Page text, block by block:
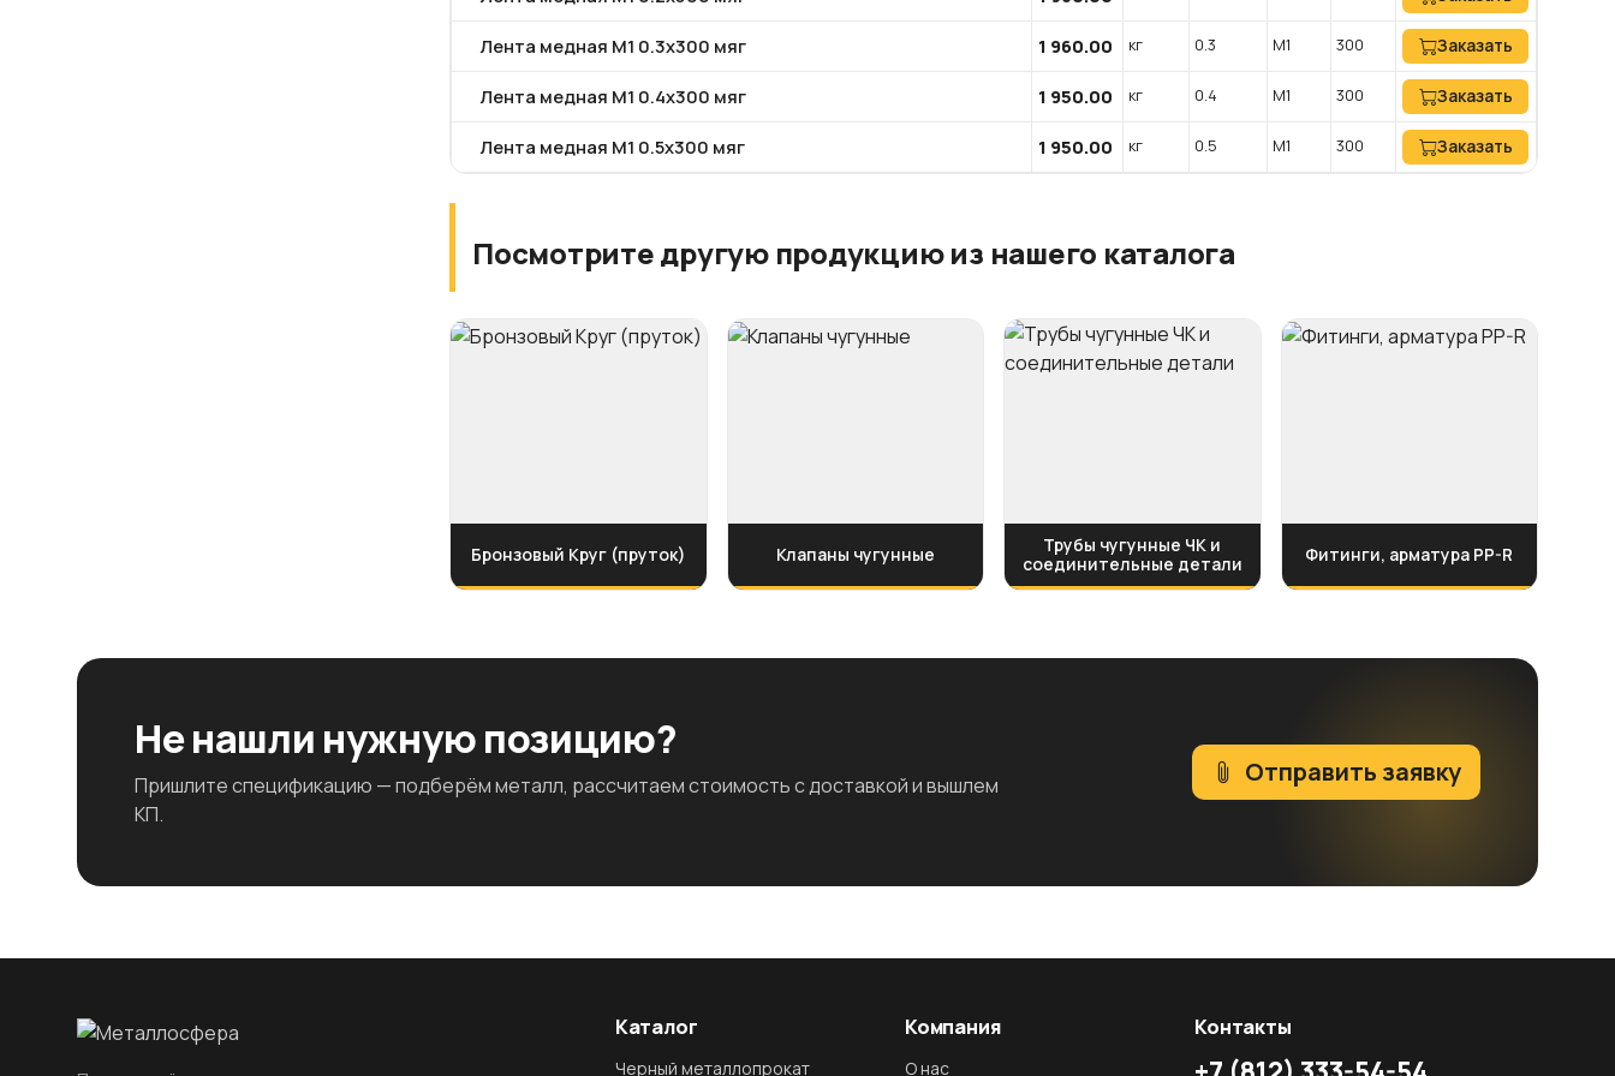
Лента медная М1 0.3х300 мяг 1 960.00 кг 0.3 М1 300 Заказать
Лента медная М1 0.4х300 мяг 1 950.00 кг 0.4 М1 300 Заказать
Лента медная М1 0.5х300 мяг 1 950.00 кг 0.5 М1 300 Заказать
Посмотрите другую продукцию из нашего каталога
Бронзовый Круг (пруток) Клапаны чугунные
Трубы чугунные ЧК и
соединительные детали
Фитинги, арматура PP-R
Не нашли нужную позицию?
Пришлите спецификацию — подберём металл, рассчитаем стоимость с доставкой и вышлем
КП.
Отправить заявку
Каталог
Черный металлопрокат
Компания
О нас
Контакты